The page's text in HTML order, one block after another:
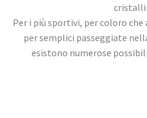
Per i più sportivi, per coloro
per semplici passeggiate
esistono numerose